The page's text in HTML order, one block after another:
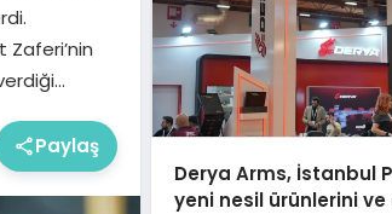
Paylaş
Derya Arms, İstanbul
yeni nesil ürünlerini